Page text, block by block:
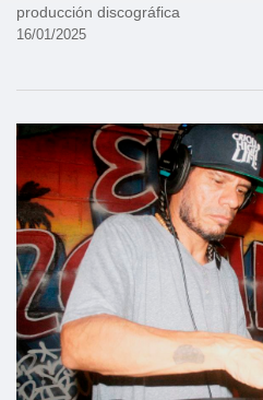
producción discográfica
16/01/2025